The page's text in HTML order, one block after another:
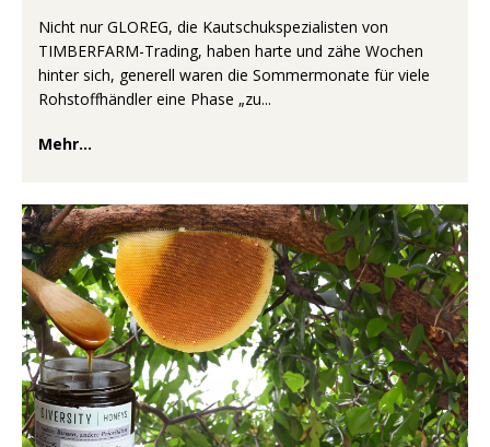
Nicht nur GLOREG, die Kautschukspezialisten von
TIMBERFARM-Trading, haben harte und zähe Wochen
hinter sich, generell waren die Sommermonate für viele
Rohstoffhändler eine Phase „zu...
Mehr...